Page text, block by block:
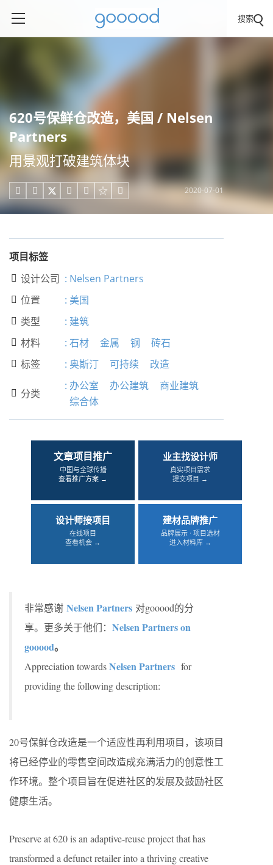
搜索
620号保鲜仓改造，美国 / Nelsen
Partners
用景观打破建筑体块
     2020-07-01
项目标签
 设计公司 : Nelsen Partners
 位置 : 美国
 类型 : 建筑
 材料 : 石材 金属 钢 砖石
 标签 : 奥斯汀 可持续 改造
 分类
: 办公室 办公建筑
商业建筑
综合体
文章项目推广
中国与全球传播
查看推广方案 →
业主找设计师
真实项目需求
提交项目 →
设计师接项目
在线项目
查看机会 →
建材品牌推广
品牌展示 · 项目选材
进入材料库 →
非常感谢 Nelsen Partners 对gooood的分
享。更多关于他们： Nelsen Partners on
gooood。
Appreciation towardsNelsen Partners for
providing the following description:
20号保鲜仓改造是一个适应性再利用项目，该项目
将已经停业的零售空间改造成充满活力的创意性工
作环境。整个项目旨在促进社区的发展及鼓励社区
健康生活。
Preserve at 620 is an adaptive-reuse project that has
transformed a defunct retailer into a thriving creative